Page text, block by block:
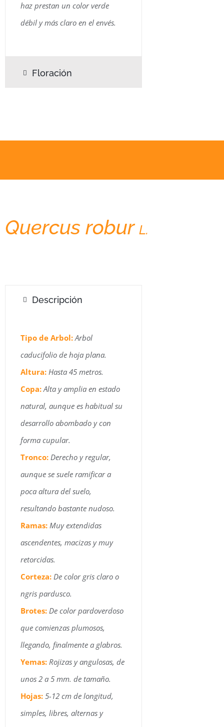
haz prestan un color verde
débil y más claro en el envés.
Floración
Quercus robur L.
Descripción
Tipo de Arbol: Arbol
caducifolio de hoja plana.
Altura: Hasta 45 metros.
Copa:Alta y amplia en estado
natural, aunque es habitual su
desarrollo abombado y con
forma cupular.
Tronco: Derecho y regular,
aunque se suele ramificar a
poca altura del suelo,
resultando bastante nudoso.
Ramas: Muy extendidas
ascendentes, macizas y muy
retorcidas.
Corteza: De color gris claro o
ngris pardusco.
Brotes: De color pardoverdoso
que comienzas plumosos,
llegando, finalmente a glabros.
Yemas: Rojizas y angulosas, de
unos 2 a 5 mm. de tamaño.
Hojas: 5-12 cm de longitud,
simples, libres, alternas y